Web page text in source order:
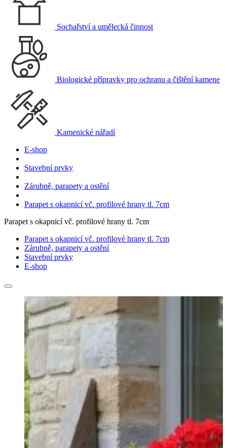
Sochařství a umělecká činnost
Biologické přípravky pro ochranu a čištění kamene
Kamenické nářadí
E-shop
Stavební prvky
Zárubně, parapety a ostění
Parapet s okapnicí vč. profilové hrany tl. 7cm
Parapet s okapnicí vč. profilové hrany tl. 7cm
Parapet s okapnicí vč. profilové hrany tl. 7cm
Zárubně, parapety a ostění
Stavební prvky
E-shop